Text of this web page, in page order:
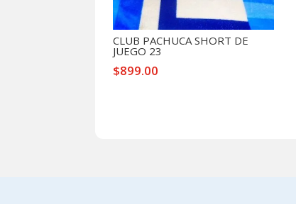
CLUB PACHUCA SHORT DE
JUEGO 23
$899.00